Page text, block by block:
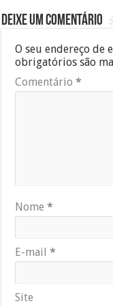
Deixe um comentário
O seu endereço de
obrigatórios são
Comentário*
Nome*
E-mail*
Site